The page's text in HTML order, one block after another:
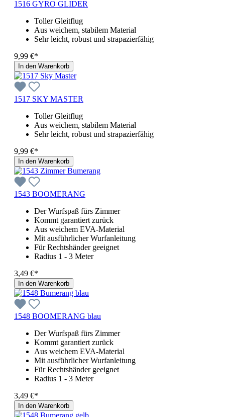
1516 GYRO GLIDER
Toller Gleitflug
Aus weichem, stabilem Material
Sehr leicht, robust und strapazierfähig
9,99 €*
In den Warenkorb
1517 SKY MASTER
Toller Gleitflug
Aus weichem, stabilem Material
Sehr leicht, robust und strapazierfähig
9,99 €*
In den Warenkorb
1543 BOOMERANG
Der Wurfspaß fürs Zimmer
Kommt garantiert zurück
Aus weichem EVA-Material
Mit ausführlicher Wurfanleitung
Für Rechtshänder geeignet
Radius 1 - 3 Meter
3,49 €*
In den Warenkorb
1548 BOOMERANG blau
Der Wurfspaß fürs Zimmer
Kommt garantiert zurück
Aus weichem EVA-Material
Mit ausführlicher Wurfanleitung
Für Rechtshänder geeignet
Radius 1 - 3 Meter
3,49 €*
In den Warenkorb